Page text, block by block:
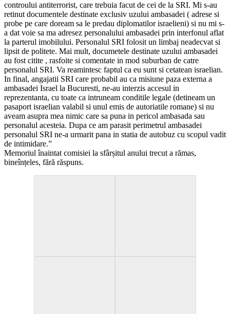
controului antiterrorist, care trebuia facut de cei de la SRI. Mi s-au
retinut documentele destinate exclusiv uzului ambasadei ( adrese si
probe pe care doream sa le predau diplomatilor israelieni) si nu mi s-
a dat voie sa ma adresez personalului ambasadei prin interfonul aflat
la parterul imobilului. Personalul SRI folosit un limbaj neadecvat si
lipsit de politete. Mai mult, documetele destinate uzului ambasadei
au fost citite , rasfoite si comentate in mod suburban de catre
personalul SRI. Va reamintesc faptul ca eu sunt si cetatean israelian.
In final, angajatii SRI care probabil au ca misiune paza externa a
ambasadei Israel la Bucuresti, ne-au interzis accesul in
reprezentanta, cu toate ca intruneam conditile legale (detineam un
pasaport israelian valabil si unul emis de autoriatile romane) si nu
aveam asupra mea nimic care sa puna in pericol ambasada sau
personalul acesteia. Dupa ce am parasit perimetrul ambasadei
personalul SRI ne-a urmarit pana in statia de autobuz cu scopul vadit
de intimidare.”
Memoriul înaintat comisiei la sfârșitul anului trecut a rămas,
bineînțeles, fără răspuns.